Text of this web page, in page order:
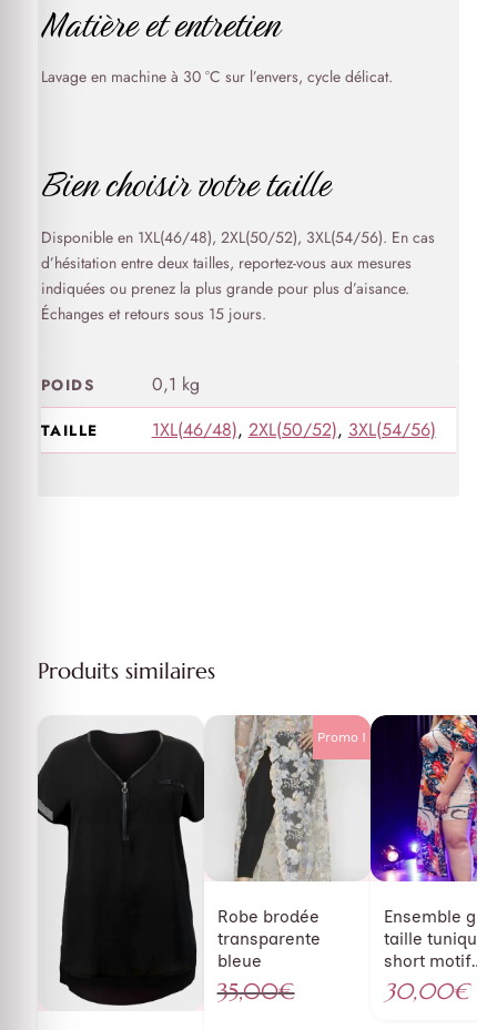
Matière et entretien
Lavage en machine à 30 °C sur l’envers, cycle délicat.
Bien choisir votre taille
Disponible en 1XL(46/48), 2XL(50/52), 3XL(54/56). En cas
d’hésitation entre deux tailles, reportez-vous aux mesures
indiquées ou prenez la plus grande pour plus d’aisance.
Échanges et retours sous 15 jours.
POIDS 0,1 kg
TAILLE 1XL(46/48), 2XL(50/52), 3XL(54/56)
Produits similaires
Robe brodée
transparente
bleue
35,00€
Promo !
Ensemble
taille tunique
short motif
japonais
30,00€